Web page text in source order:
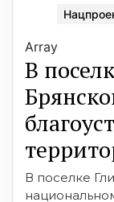
Array
В
В поселке